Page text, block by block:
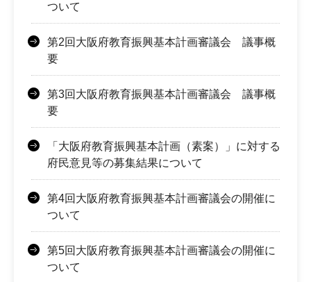
ついて
第2回大阪府教育振興基本計画審議会 議事概
要
第3回大阪府教育振興基本計画審議会 議事概
要
「大阪府教育振興基本計画（素案）」に対する
府民意見等の募集結果について
第4回大阪府教育振興基本計画審議会の開催に
ついて
第5回大阪府教育振興基本計画審議会の開催に
ついて